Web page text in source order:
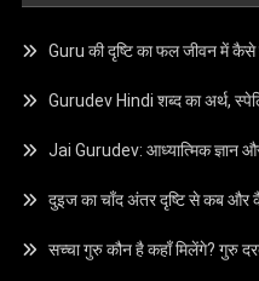
Guru की दृष्टि का फल जीवन में कैसे
Gurudev Hindi शब्द का अर्थ,
Jai Gurudev: आध्यात्मिक ज्ञान
दुइज का चाँद अंतर दृष्टि से कब और
सच्चा गुरु कौन है कहाँ मिलेंगे? गुरु